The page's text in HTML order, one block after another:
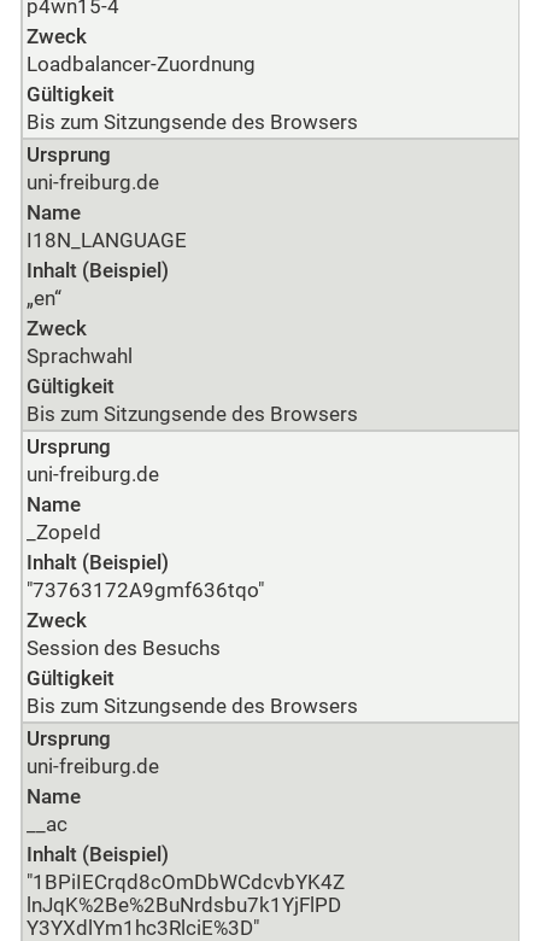
p4wn15-4
Zweck
Loadbalancer-Zuordnung
Gültigkeit
Bis zum Sitzungsende des Browsers
Ursprung
uni-freiburg.de
Name
I18N_LANGUAGE
Inhalt (Beispiel)
„en“
Zweck
Sprachwahl
Gültigkeit
Bis zum Sitzungsende des Browsers
Ursprung
uni-freiburg.de
Name
_ZopeId
Inhalt (Beispiel)
"73763172A9gmf636tqo"
Zweck
Session des Besuchs
Gültigkeit
Bis zum Sitzungsende des Browsers
Ursprung
uni-freiburg.de
Name
__ac
Inhalt (Beispiel)
"1BPiIECrqd8cOmDbWCdcvbYK4Z
lnJqK%2Be%2BuNrdsbu7k1YjFlPD
Y3YXdlYm1hc3RlciE%3D"